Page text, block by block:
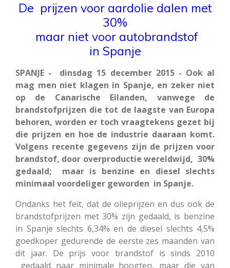
De prijzen voor aardolie dalen met
30%
maar niet voor autobrandstof
in Spanje
SPANJE - dinsdag 15 december 2015 - Ook al
mag men niet klagen in Spanje, en zeker niet
op de Canarische Eilanden, vanwege de
brandstofprijzen die tot de laagste van Europa
behoren, worden er toch vraagtekens gezet bij
die prijzen en hoe de industrie daaraan komt.
Volgens recente gegevens zijn de prijzen voor
brandstof, door overproductie wereldwijd, 30%
gedaald; maar is benzine en diesel slechts
minimaal voordeliger geworden in Spanje.
Ondanks het feit, dat de olieprijzen en dus ook de
brandstofprijzen met 30% zijn gedaald, is benzine
in Spanje slechts 6,34% en de diesel slechts 4,5%
goedkoper gedurende de eerste zes maanden van
dit jaar. De prijs voor brandstof is sinds 2010
gedaald naar minimale hoogten, maar die van